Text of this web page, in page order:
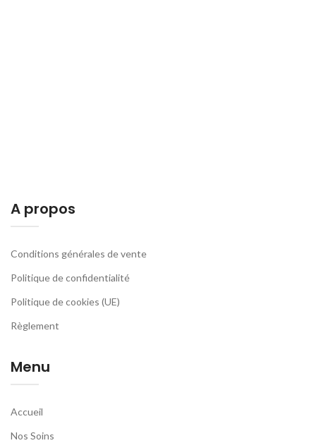
A propos
Conditions générales de vente
Politique de confidentialité
Politique de cookies (UE)
Règlement
Menu
Accueil
Nos Soins